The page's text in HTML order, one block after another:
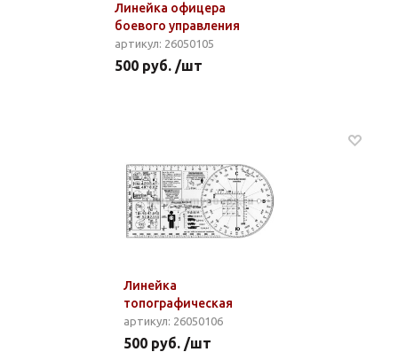
Линейка офицера
боевого управления
артикул: 26050105
500 руб. /шт
Линейка
топографическая
артикул: 26050106
500 руб. /шт